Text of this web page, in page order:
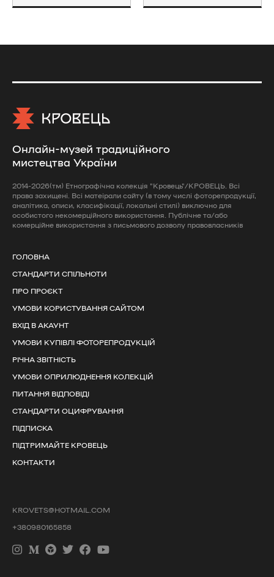
Онлайн-музей традиційного
мистецтва України
2014-2026(тм) Етнографічна колекція "Кровець"/КРОВЕЦЬ. Всі
права захищені. Всі матеірали сайту (в тому числі фоторепродукції,
аналітика, описи, класифікації, локальні стилі) виключно для
особистого некомерційного використання. Публічне та/або
комерційне використання з письмового дозволу правовласників
ГОЛОВНА
СТАНДАРТИ СПІЛЬНОТИ
ПРО ПРОЄКТ
УМОВИ КОРИСТУВАННЯ САЙТОМ
ВХІД В АКАУНТ
УМОВИ КУПІВЛІ ФОТОРЕПРОДУКЦІЙ
РІЧНА ЗВІТНІСТЬ
УМОВИ ОПРИЛЮДНЕННЯ КОЛЕКЦІЙ
ПИТАННЯ ВІДПОВІДІ
СТАНДАРТИ ОЦИФРУВАННЯ
ПІДПИСКА
ПІДТРИМАЙТЕ КРОВЕЦЬ
КОНТАКТИ
KROVETS@HOTMAIL.COM
+380980165858